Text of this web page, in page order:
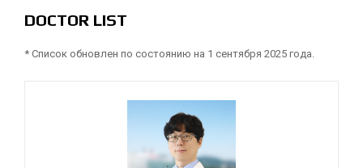
DOCTOR LIST
* Список обновлен по состоянию на 1 сентября 2025 года.